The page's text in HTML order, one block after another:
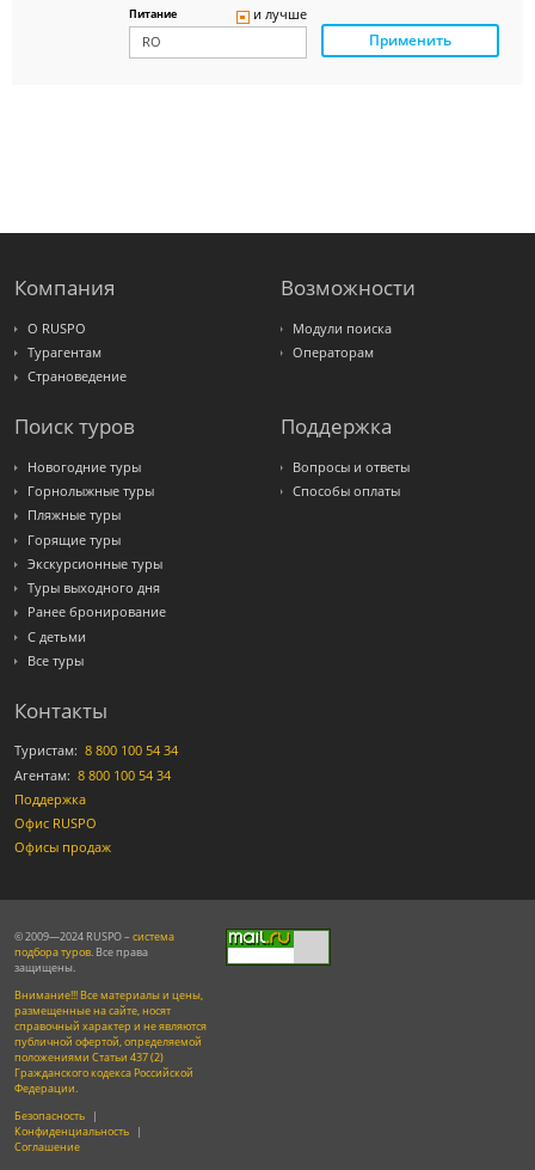
Интурист
Питание и лучше
Применить
Компания
О RUSPO
Турагентам
Страноведение
Возможности
Модули поиска
Операторам
Поиск туров
Новогодние туры
Горнолыжные туры
Пляжные туры
Горящие туры
Экскурсионные туры
Туры выходного дня
Ранее бронирование
С детьми
Все туры
Поддержка
Вопросы и ответы
Способы оплаты
Контакты
Туристам: 8 800 100 54 34
Агентам: 8 800 100 54 34
Поддержка
Офис RUSPO
Офисы продаж
© 2009—2024 RUSPO – система
подбора туров. Все права
защищены.
Внимание!!! Все материалы и цены,
размещенные на сайте, носят
справочный характер и не являются
публичной офертой, определяемой
положениями Статьи 437 (2)
Гражданского кодекса Российской
Федерации.
Безопасность |
Конфиденциальность |
Соглашение